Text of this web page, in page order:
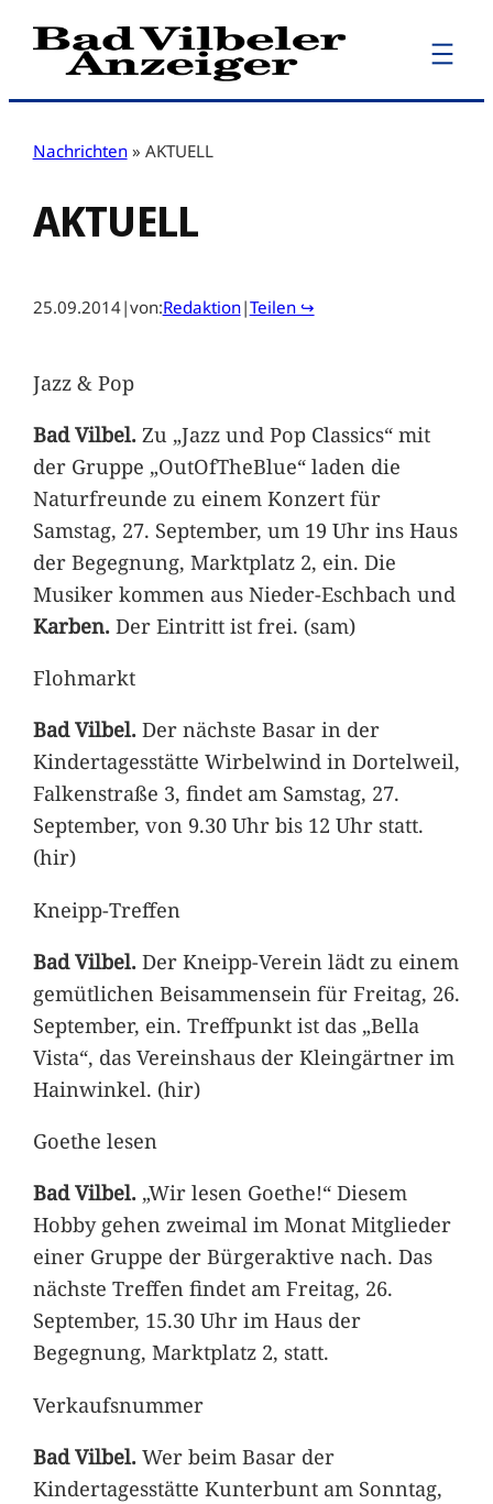
Zum
Inhalt
Nachrichten » AKTUELL
AKTUELL
25.09.2014|von:Redaktion|Teilen ↪
Jazz & Pop
Bad Vilbel.Zu „Jazz und Pop Classics“ mit
der Gruppe „OutOfTheBlue“ laden die
Naturfreunde zu einem Konzert für
Samstag, 27. September, um 19 Uhr ins Haus
der Begegnung, Marktplatz 2, ein. Die
Musiker kommen aus Nieder-Eschbach und
Karben.Der Eintritt ist frei. (sam)
Flohmarkt
Bad Vilbel.Der nächste Basar in der
Kindertagesstätte Wirbelwind in Dortelweil,
Falkenstraße 3, findet am Samstag, 27.
September, von 9.30 Uhr bis 12 Uhr statt.
(hir)
Kneipp-Treffen
Bad Vilbel.Der Kneipp-Verein lädt zu einem
gemütlichen Beisammensein für Freitag, 26.
September, ein. Treffpunkt ist das „Bella
Vista“, das Vereinshaus der Kleingärtner im
Hainwinkel. (hir)
Goethe lesen
Bad Vilbel.„Wir lesen Goethe!“ Diesem
Hobby gehen zweimal im Monat Mitglieder
einer Gruppe der Bürgeraktive nach. Das
nächste Treffen findet am Freitag, 26.
September, 15.30 Uhr im Haus der
Begegnung, Marktplatz 2, statt.
Verkaufsnummer
Bad Vilbel.Wer beim Basar der
Kindertagesstätte Kunterbunt am Sonntag,